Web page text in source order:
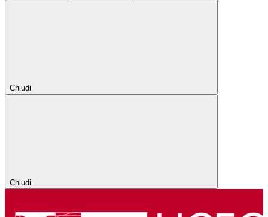
Chiudi
Chiudi